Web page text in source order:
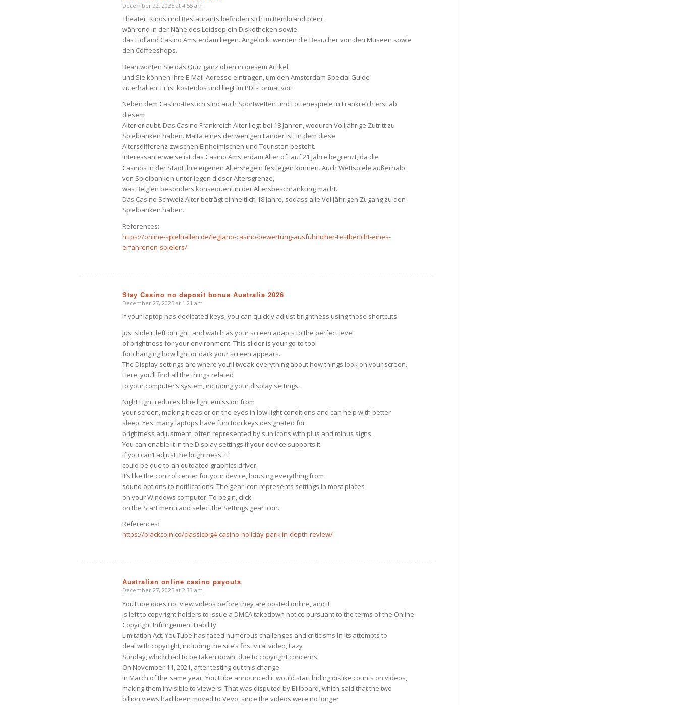
says:
December 22, 2025 at 4:55 am
Theater, Kinos und Restaurants befinden sich im Rembrandtplein,
während in der Nähe des Leidseplein Diskotheken sowie
das Holland Casino Amsterdam liegen. Angelockt werden die Besucher von den Museen sowie
den Coffeeshops.
Beantworten Sie das Quiz ganz oben in diesem Artikel
und Sie können Ihre E-Mail-Adresse eintragen, um den Amsterdam Special Guide
zu erhalten! Er ist kostenlos und liegt im PDF-Format vor.
Neben dem Casino-Besuch sind auch Sportwetten und Lotteriespiele in Frankreich erst ab
diesem
Alter erlaubt. Das Casino Frankreich Alter liegt bei 18 Jahren, wodurch Volljährige Zutritt zu
Spielbanken haben. Malta eines der wenigen Länder ist, in dem diese
Altersdifferenz zwischen Einheimischen und Touristen besteht.
Interessanterweise ist das Casino Amsterdam Alter oft auf 21 Jahre begrenzt, da die
Casinos in der Stadt ihre eigenen Altersregeln festlegen können. Auch Wettspiele außerhalb
von Spielbanken unterliegen dieser Altersgrenze,
was Belgien besonders konsequent in der Altersbeschränkung macht.
Das Casino Schweiz Alter beträgt einheitlich 18 Jahre, sodass alle Volljährigen Zugang zu den
Spielbanken haben.
References:
https://online-spielhallen.de/legiano-casino-bewertung-ausfuhrlicher-testbericht-eines-
erfahrenen-spielers/
Stay Casino no deposit bonus Australia 2026
says:
December 27, 2025 at 1:21 am
If your laptop has dedicated keys, you can quickly adjust brightness using those shortcuts.
Just slide it left or right, and watch as your screen adapts to the perfect level
of brightness for your environment. This slider is your go-to tool
for changing how light or dark your screen appears.
The Display settings are where you’ll tweak everything about how things look on your screen.
Here, you’ll find all the things related
to your computer’s system, including your display settings.
Night Light reduces blue light emission from
your screen, making it easier on the eyes in low-light conditions and can help with better
sleep. Yes, many laptops have function keys designated for
brightness adjustment, often represented by sun icons with plus and minus signs.
You can enable it in the Display settings if your device supports it.
If you can’t adjust the brightness, it
could be due to an outdated graphics driver.
It’s like the control center for your device, housing everything from
sound options to notifications. The gear icon represents settings in most places
on your Windows computer. To begin, click
on the Start menu and select the Settings gear icon.
References:
https://blackcoin.co/classicbig4-casino-holiday-park-in-depth-review/
Australian online casino payouts
says:
December 27, 2025 at 2:33 am
YouTube does not view videos before they are posted online, and it
is left to copyright holders to issue a DMCA takedown notice pursuant to the terms of the Online
Copyright Infringement Liability
Limitation Act. YouTube has faced numerous challenges and criticisms in its attempts to
deal with copyright, including the site’s first viral video, Lazy
Sunday, which had to be taken down, due to copyright concerns.
On November 11, 2021, after testing out this change
in March of the same year, YouTube announced it would start hiding dislike counts on videos,
making them invisible to viewers. That was disputed by Billboard, which said that the two
billion views had been moved to Vevo, since the videos were no longer